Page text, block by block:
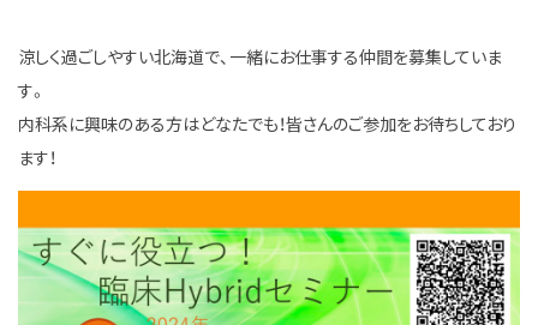
涼しく過ごしやすい北海道で、一緒にお仕事する仲間を募集していま
す。
内科系に興味のある方はどなたでも！皆さんのご参加をお待ちしており
ます！